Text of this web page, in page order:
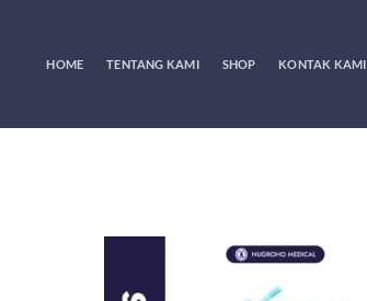
HOME TENTANG KAMI SHOP KONTAK KAMI